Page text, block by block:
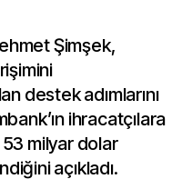
Şimşek,
destek adımlarını
ihracatçılara
milyar dolar
açıkladı.